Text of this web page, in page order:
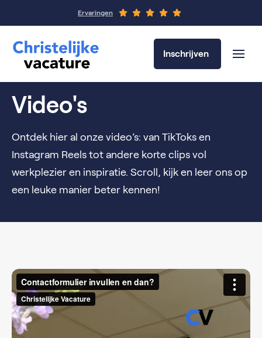
Ervaringen
Inschrijven
Video's
Ontdek hier al onze video’s: van TikToks en
Instagram Reels tot andere korte clips vol
werkplezier en inspiratie. Scroll, kijk en leer ons op
een leuke manier beter kennen!